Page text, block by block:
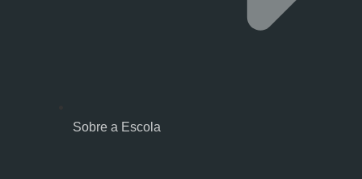
Sobre a Escola